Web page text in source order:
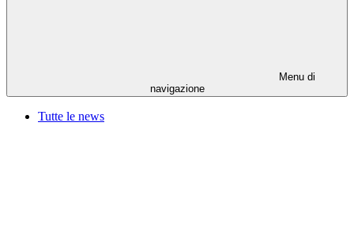
Menu di
navigazione
Tutte le news